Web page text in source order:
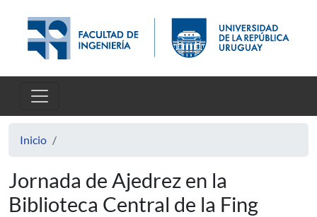
Inicio
Jornada de Ajedrez en la
Biblioteca Central de la Fing